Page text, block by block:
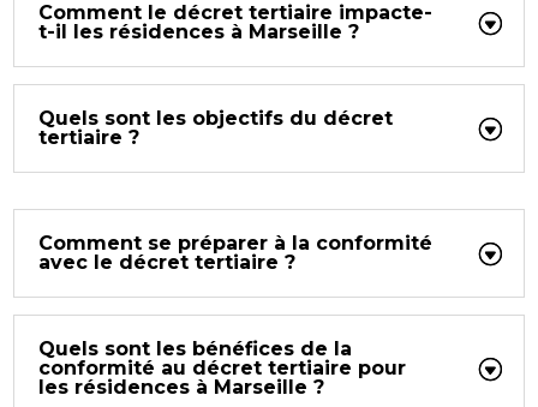
Comment le décret tertiaire impacte-
t-il les résidences à Marseille ?
Quels sont les objectifs du décret
tertiaire ?
Comment se préparer à la conformité
avec le décret tertiaire ?
Quels sont les bénéfices de la
conformité au décret tertiaire pour
les résidences à Marseille ?